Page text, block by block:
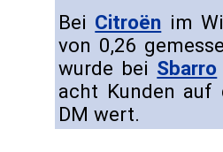
Bei Citroën im
von 0,26
wurde bei Sbarro
acht Kunden auf
DM wert.